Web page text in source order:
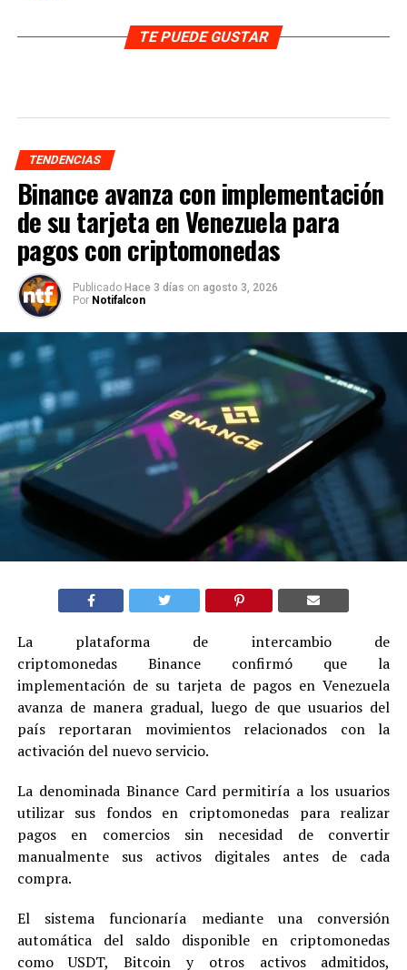
TE PUEDE GUSTAR
TENDENCIAS
Binance avanza con implementación
de su tarjeta en Venezuela para
pagos con criptomonedas
Publicado Hace 3 días on agosto 3, 2026
Por Notifalcon
La plataforma de intercambio de
criptomonedas Binance confirmó que la
implementación de su tarjeta de pagos en Venezuela
avanza de manera gradual, luego de que usuarios del
país reportaran movimientos relacionados con la
activación del nuevo servicio.
La denominada Binance Card permitiría a los usuarios
utilizar sus fondos en criptomonedas para realizar
pagos en comercios sin necesidad de convertir
manualmente sus activos digitales antes de cada
compra.
El sistema funcionaría mediante una conversión
automática del saldo disponible en criptomonedas
como USDT, Bitcoin y otros activos admitidos,